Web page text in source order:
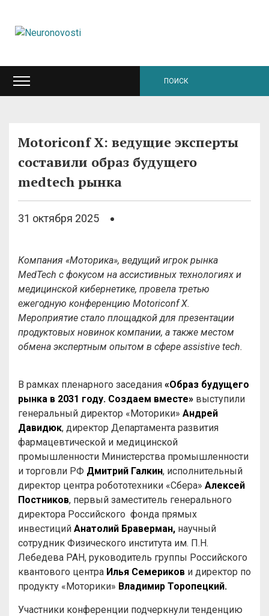
Motoriconf X: ведущие эксперты
составили образ будущего
medtech рынка
31 октября 2025
Компания «Моторика», ведущий игрок рынка
MedTech с фокусом на ассистивных технологиях и
медицинской кибернетике, провела третью
ежегодную конференцию Motoriconf X.
Мероприятие стало площадкой для презентации
продуктовых новинок компании, а также местом
обмена экспертным опытом в сфере assistive tech.
В рамках пленарного заседания «Образ будущего
рынка в 2031 году. Создаем вместе» выступили
генеральный директор «Моторики» Андрей
Давидюк, директор Департамента развития
фармацевтической и медицинской
промышленности Министерства промышленности
и торговли РФ Дмитрий Галкин, исполнительный
директор центра робототехники «Сбера» Алексей
Постников, первый заместитель генерального
директора Российского фонда прямых
инвестиций Анатолий Браверман, научный
сотрудник Физического института им. П.Н.
Лебедева РАН, руководитель группы Российского
квантового центра Илья Семериков и директор по
продукту «Моторики» Владимир Торопецкий.
Участники конференции подчеркнули тенденцию